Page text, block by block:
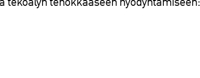
tekoälyn tehokkaaseen hyödyntämiseen: